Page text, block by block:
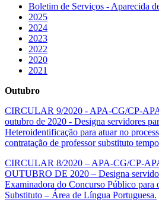
Boletim de Serviços - Aparecida
2025
2024
2023
2022
2020
2021
Outubro
CIRCULAR 9/2020 - APA-CG/CP-
outubro de 2020 - Designa servidores
Heteroidentificação para atuar no
contratação de professor substituto
CIRCULAR 8/2020 – APA-CG/CP-
OUTUBRO DE 2020 – Designa
Examinadora do Concurso Público para
Substituto – Área de Língua Portuguesa.